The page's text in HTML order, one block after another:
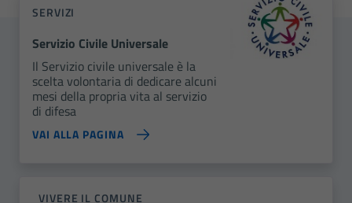
SERVIZI
Servizio Civile Universale
Il Servizio civile universale è la
scelta volontaria di dedicare alcuni
mesi della propria vita al servizio
di difesa
VAI ALLA PAGINA
VIVERE IL COMUNE